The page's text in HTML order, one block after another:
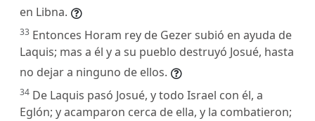
en Libna.
33 Entonces Horam rey de Gezer subió en ayuda de
Laquis; mas a él y a su pueblo destruyó Josué, hasta
no dejar a ninguno de ellos.
34 De Laquis pasó Josué, y todo Israel con él, a
Eglón; y acamparon cerca de ella, y la combatieron;